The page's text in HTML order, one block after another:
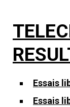
Essais
Essais